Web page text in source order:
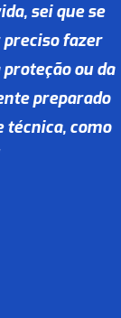
sei que se
fazer
ou da
preparado
técnica, como